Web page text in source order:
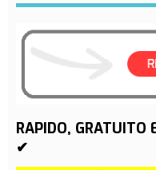
RAPIDO, GRATUITO
✔